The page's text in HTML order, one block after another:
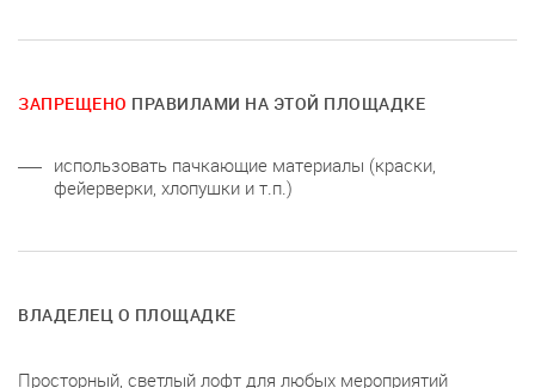
ЗАПРЕЩЕНО ПРАВИЛАМИ НА ЭТОЙ ПЛОЩАДКЕ
использовать пачкающие материалы (краски,
фейерверки, хлопушки и т.п.)
ВЛАДЕЛЕЦ О ПЛОЩАДКЕ
Просторный, светлый лофт для любых мероприятий